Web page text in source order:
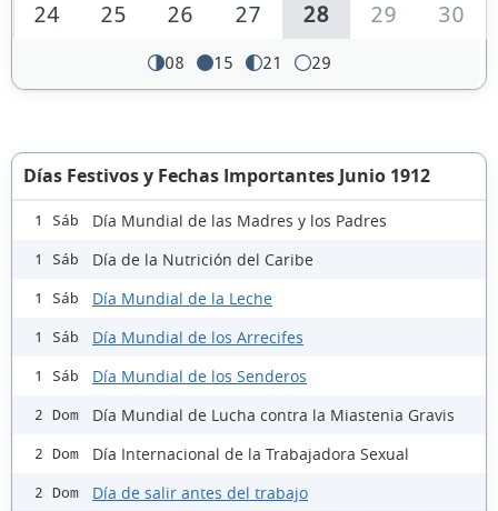
24
25 26 27 28 29 30
08 15 21 29
Días Festivos y Fechas Importantes Junio 1912
1 Sáb Día Mundial de las Madres y los Padres
1 Sáb Día de la Nutrición del Caribe
1 Sáb Día Mundial de la Leche
1 Sáb Día Mundial de los Arrecifes
1 Sáb Día Mundial de los Senderos
2 Dom Día Mundial de Lucha contra la Miastenia Gravis
2 Dom Día Internacional de la Trabajadora Sexual
2 Dom Día de salir antes del trabajo